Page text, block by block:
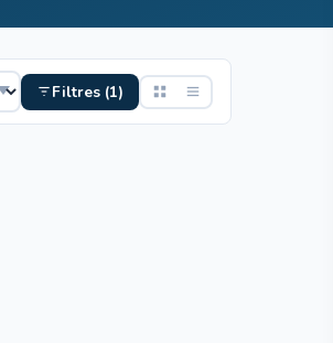
Filtres (1)